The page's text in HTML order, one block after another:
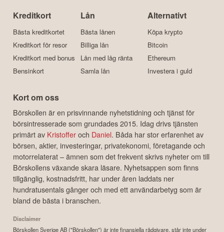
Kreditkort
Bästa kreditkortet
Kreditkort för resor
Kreditkort med bonus
Bensinkort
Lån
Bästa lånen
Billiga lån
Lån med låg ränta
Samla lån
Alternativt
Köpa krypto
Bitcoin
Ethereum
Investera i guld
Kort om oss
Börskollen är en prisvinnande nyhetstidning och tjänst för
börsintresserade som grundades 2015. Idag drivs tjänsten
primärt av Kristofferoch Daniel. Båda har stor erfarenhet av
börsen, aktier, investeringar, privatekonomi, företagande och
motorrelaterat – ämnen som det frekvent skrivs nyheter om till
Börskollens växande skara läsare. Nyhetsappen som finns
tillgänglig, kostnadsfritt, har under åren laddats ner
hundratusentals gånger och med ett användarbetyg som är
bland de bästa i branschen.
Disclaimer
Börskollen Sverige AB ("Börskollen") är inte finansiella rådgivare, står inte under